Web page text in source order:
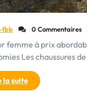
fbb 0 Commentaires
femme à prix
Les chaussures
la suite"Trouvez
vos